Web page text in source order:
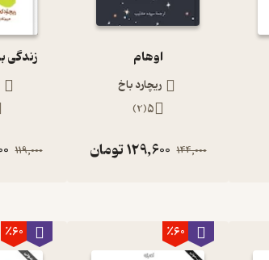
اوهام
ریچارد باخ
5
(
2
)
144,000
129,600تومان
زندگی به
119,000
٪60 ٪60